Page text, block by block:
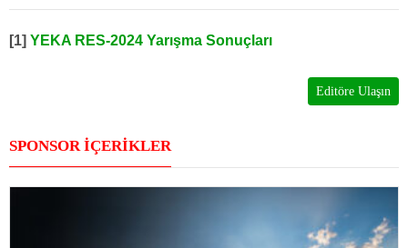
[1] YEKA RES-2024 Yarışma Sonuçları
Editöre Ulaşın
SPONSOR İÇERİKLER